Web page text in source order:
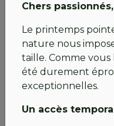
Chers passionnés,
Le printemps
nature nous
taille. Comme vous
été durement
exceptionnelles.
Un accès
passerelle
💚 FLASH INFO 5
Chers abonnés,
Nous tenons à vous